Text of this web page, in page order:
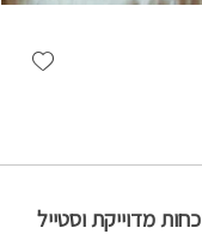
מדוייקת וסטייל